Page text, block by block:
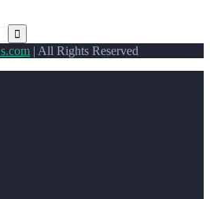
| All Rights Reserved